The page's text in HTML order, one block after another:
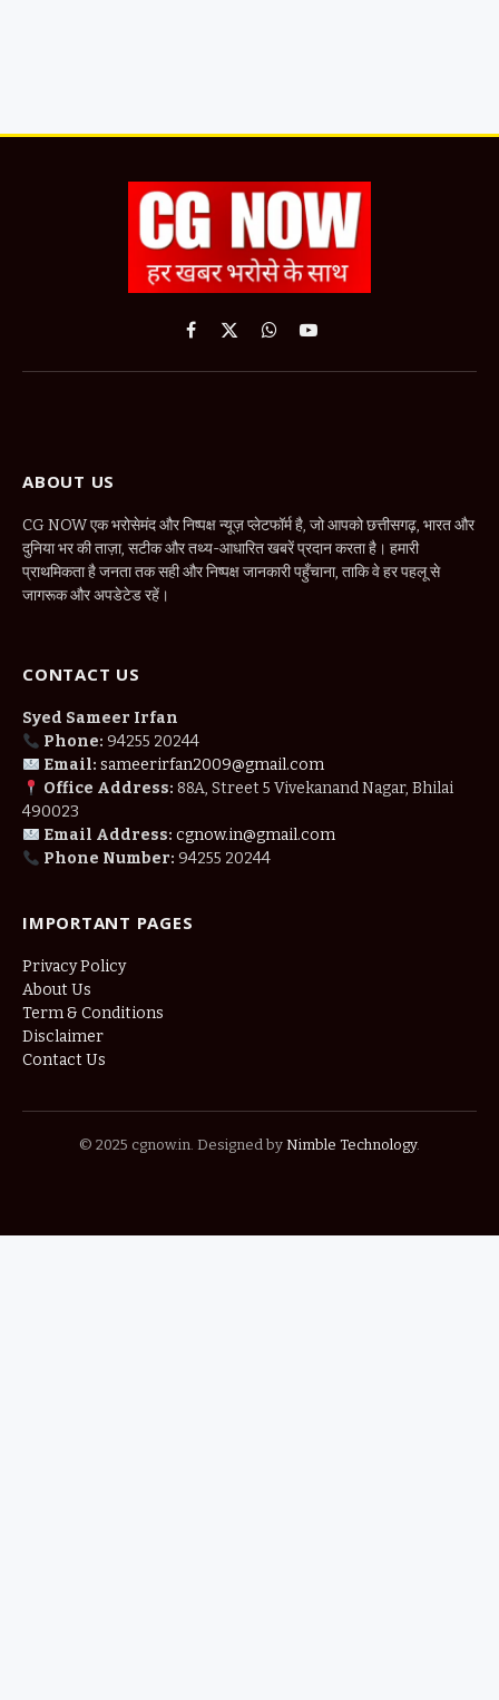
Facebook
X
WhatsApp
YouTube
ABOUT US
CG NOW एक भरोसेमंद और निष्पक्ष न्यूज़ प्लेटफॉर्म है, जो आपको छत्तीसगढ़, भारत और
दुनिया भर की ताज़ा, सटीक और तथ्य-आधारित खबरें प्रदान करता है। हमारी
प्राथमिकता है जनता तक सही और निष्पक्ष जानकारी पहुँचाना, ताकि वे हर पहलू से
जागरूक और अपडेटेड रहें।
CONTACT US
Syed Sameer Irfan
Phone: 94255 20244
Email: sameerirfan2009@gmail.com
Office Address: 88A, Street 5 Vivekanand Nagar, Bhilai
490023
Email Address: cgnow.in@gmail.com
Phone Number: 94255 20244
IMPORTANT PAGES
Privacy Policy
About Us
Term & Conditions
Disclaimer
Contact Us
© 2025 cgnow.in. Designed by Nimble Technology.